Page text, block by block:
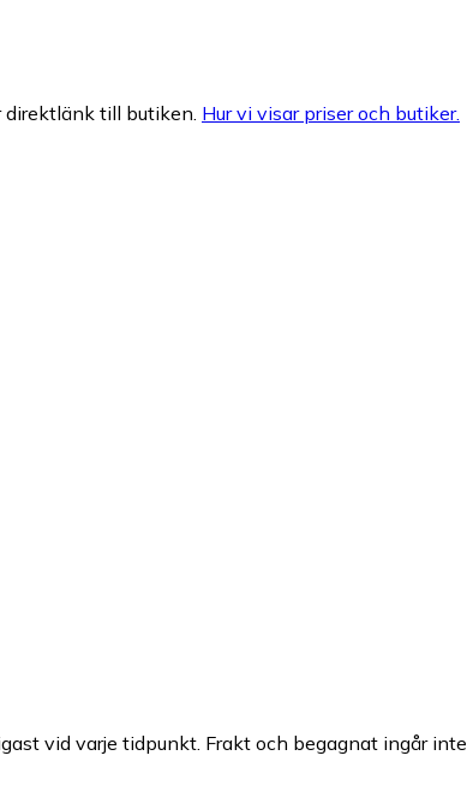
till butiken. Hur vi visar priser och butiker.
vid varje tidpunkt. Frakt och begagnat ingår inte.